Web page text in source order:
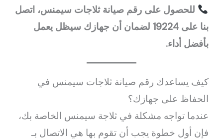
للحصول على رقم صيانة ثلاجات سيمنس، اتصل
بنا على 19224 لضمان أن جهازك سيظل يعمل
بأفضل أداء.
كيف يساعدك رقم صيانة ثلاجات سيمنس في
الحفاظ على جهازك؟
عندما تواجه مشكلة في ثلاجة سيمنس الخاصة بك،
فإن أول خطوة يجب أن تقوم بها هي الاتصال بـ